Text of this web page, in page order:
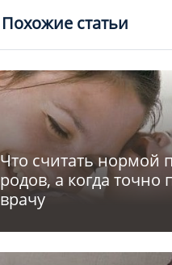
Похожие статьи
Что считать нормой
родов, а когда точно
врачу